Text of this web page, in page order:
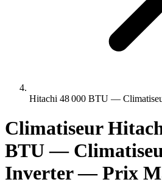
Hitachi 48 000 BTU —
Climatiseur
BTU —
Inverter — Prix